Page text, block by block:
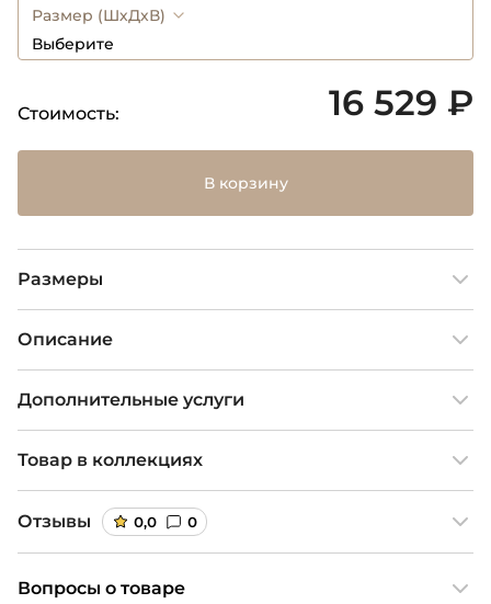
Размер (ШхДхВ)
Выберите
Стоимость: 16 529 ₽
В корзину
Размеры
Описание
Дополнительные услуги
Товар в коллекциях
Отзывы 0,0 0
Вопросы о товаре